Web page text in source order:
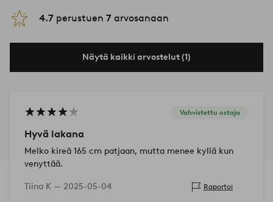
4.7 perustuen 7 arvosanaan
Näytä kaikki arvostelut (1)
Vahvistettu ostaja
Hyvä lakana
Melko kireä 165 cm patjaan, mutta menee kyllä kun
venyttää.
Tiina K — 2025-05-04 Raportoi